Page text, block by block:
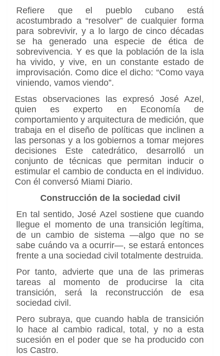
Refiere que el pueblo cubano está
acostumbrado a “resolver” de cualquier forma
para sobrevivir, y a lo largo de cinco décadas
se ha generado una especie de ética de
sobrevivencia. Y es que la población de la isla
ha vivido, y vive, en un constante estado de
improvisación. Como dice el dicho: “Como vaya
viniendo, vamos viendo”.
Estas observaciones las expresó José Azel,
quien es experto en Economía de
comportamiento y arquitectura de medición, que
trabaja en el diseño de políticas que inclinen a
las personas y a los gobiernos a tomar mejores
decisiones Este catedrático, desarrolló un
conjunto de técnicas que permitan inducir o
estimular el cambio de conducta en el individuo.
Con él conversó Miami Diario.
Construcción de la sociedad civil
En tal sentido, José Azel sostiene que cuando
llegue el momento de una transición legítima,
de un cambio de sistema —algo que no se
sabe cuándo va a ocurrir—, se estará entonces
frente a una sociedad civil totalmente destruida.
Por tanto, advierte que una de las primeras
tareas al momento de producirse la cita
transición, será la reconstrucción de esa
sociedad civil.
Pero subraya, que cuando habla de transición
lo hace al cambio radical, total, y no a esta
sucesión en el poder que se ha producido con
los Castro.